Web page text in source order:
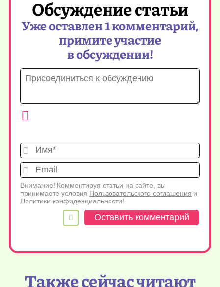
Обсуждение статьи
Уже оставлен 1 комментарий,
примите участие
в обсуждении!
Имя*
Внимание! Комментируя статьи на сайте, вы
принимаете условия Пользовательского соглашения и
Политики конфиденциальности!
Также сейчас читают